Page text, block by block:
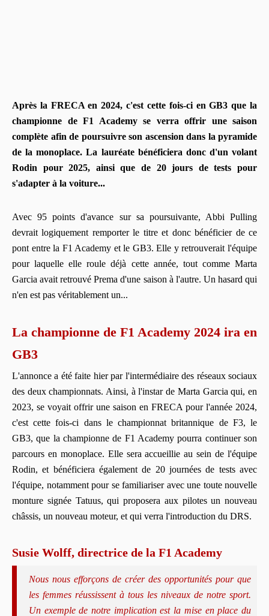
Après la FRECA en 2024, c'est cette fois-ci en GB3 que la
championne de F1 Academy se verra offrir une saison
complète afin de poursuivre son ascension dans la pyramide
de la monoplace. La lauréate bénéficiera donc d'un volant
Rodin pour 2025, ainsi que de 20 jours de tests pour
s'adapter à la voiture...
Avec 95 points d'avance sur sa poursuivante, Abbi Pulling
devrait logiquement remporter le titre et donc bénéficier de ce
pont entre la F1 Academy et le GB3. Elle y retrouverait l'équipe
pour laquelle elle roule déjà cette année, tout comme Marta
Garcia avait retrouvé Prema d'une saison à l'autre. Un hasard qui
n'en est pas véritablement un...
La championne de F1 Academy 2024 ira en
GB3
L'annonce a été faite hier par l'intermédiaire des réseaux sociaux
des deux championnats. Ainsi, à l'instar de Marta Garcia qui, en
2023, se voyait offrir une saison en FRECA pour l'année 2024,
c'est cette fois-ci dans le championnat britannique de F3, le
GB3, que la championne de F1 Academy pourra continuer son
parcours en monoplace. Elle sera accueillie au sein de l'équipe
Rodin, et bénéficiera également de 20 journées de tests avec
l'équipe, notamment pour se familiariser avec une toute nouvelle
monture signée Tatuus, qui proposera aux pilotes un nouveau
châssis, un nouveau moteur, et qui verra l'introduction du DRS.
Susie Wolff, directrice de la F1 Academy
Nous nous efforçons de créer des opportunités pour que
les femmes réussissent à tous les niveaux de notre sport.
Un exemple de notre implication est la mise en place du